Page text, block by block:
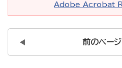
Adobe Acrobat
前のペー